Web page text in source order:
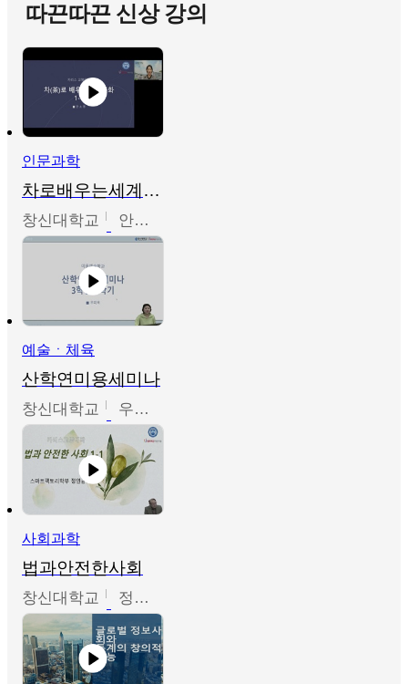
따끈따끈 신상 강의
인문과학
차로배우는세계문화
창신대학교 안소영
예술ㆍ체육
산학연미용세미나
창신대학교 우미옥,오윤경,박선이
사회과학
법과안전한사회
창신대학교 정연균